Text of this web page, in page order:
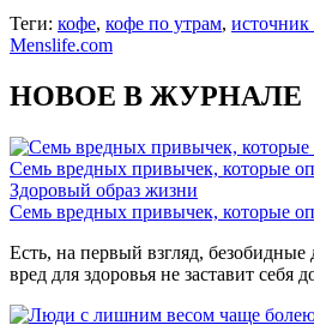
Теги: кофе, кофе по утрам, источник
Menslife.com
НОВОЕ В ЖУРНАЛЕ
Семь вредных привычек, которые
Здоровый образ жизни
Семь вредных привычек, которые
Есть, на первый взгляд, безобидные
вред для здоровья не заставит себя